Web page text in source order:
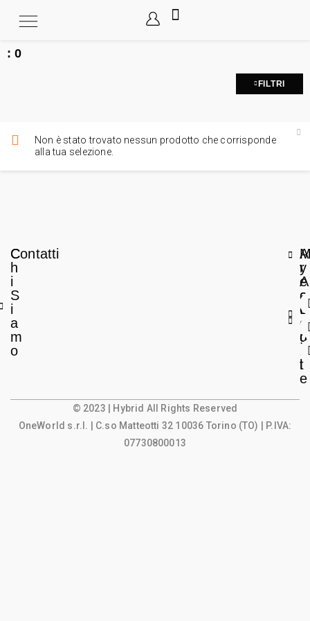
:0
FILTRI
Non è stato trovato nessun prodotto che corrisponde
alla tua selezione.
C
h
i
S
i
a
m
o
Contatti
A
r
e
a
L
e
g
l
e
y
A
c
c
o
u
t
© 2023 | Hybrid All Rights Reserved
OneWorld s.r.l.
| C.so Matteotti 32 10036 Torino (TO) | P.IVA:
07730800013